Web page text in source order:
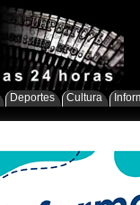
Deportes Cultura